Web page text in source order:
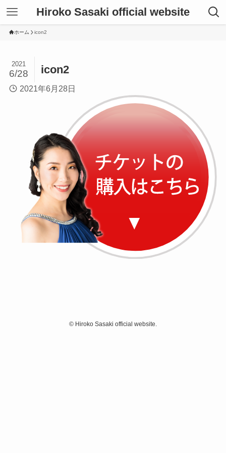
Hiroko Sasaki official website
ホーム icon2
icon2
2021
6/28
2021年6月28日
© Hiroko Sasaki official website.